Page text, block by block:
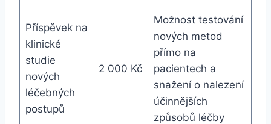
Příspěvek na
klinické
studie
nových
léčebných
postupů
2 000 Kč
Možnost testování
nových metod
přímo na
pacientech a
snažení o nalezení
účinnějších
způsobů léčby